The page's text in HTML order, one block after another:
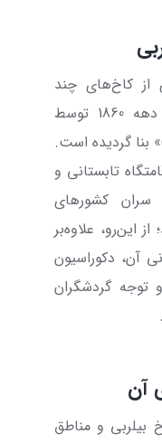
از کاخ‌های چند
دهه 1860 توسط
بنا گردیده است.
تابستانی و
سران کشورهای
این‌رو، علاوه‌بر
آن، دکوراسیون
توجه گردشگران
آن
بیلربی و مناطق